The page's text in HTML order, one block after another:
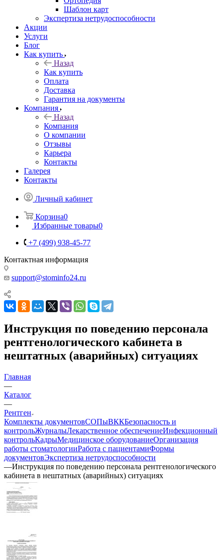
Шаблон карт
Экспертиза нетрудоспособности
Акции
Услуги
Блог
Как купить
Назад
Как купить
Оплата
Доставка
Гарантия на документы
Компания
Назад
Компания
О компании
Отзывы
Карьера
Контакты
Галерея
Контакты
Личный кабинет
Корзина0
Избранные товары0
+7 (499) 938-45-77
Контактная информация
support@stominfo24.ru
Инструкция по поведению персонала
рентгенологического кабинета в
нештатных (аварийных) ситуациях
Главная
—
Каталог
—
Рентген
Комплекты документовСОПыВККБезопасность и
контрольЖурналыЛекарственное обеспечениеИнфекционный
контрольКадрыМедицинское оборудованиеОрганизация
работы стоматологииРабота с пациентамиФормы
документовЭкспертиза нетрудоспособности
—Инструкция по поведению персонала рентгенологического
кабинета в нештатных (аварийных) ситуациях